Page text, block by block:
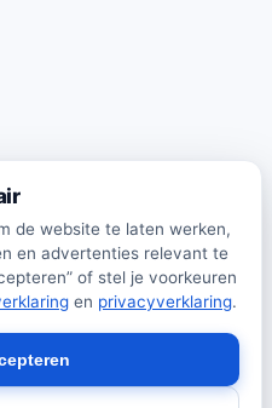
de website te laten werken,
en advertenties relevant te
of stel je voorkeuren
en privacyverklaring.